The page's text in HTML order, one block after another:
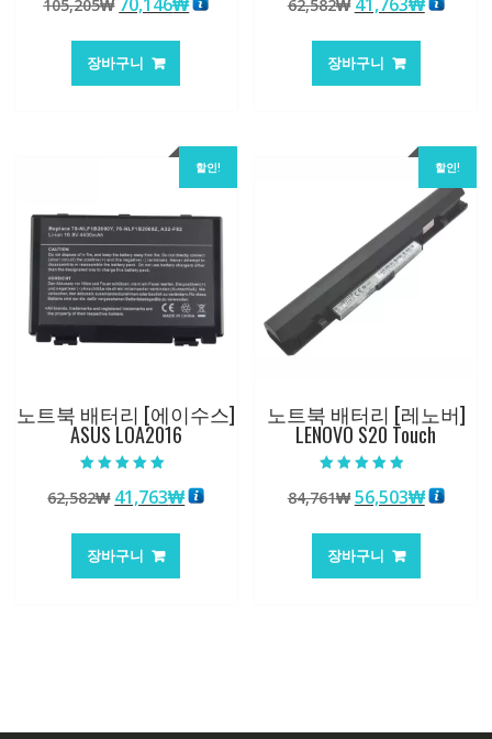
5.00
로 평가됨
105,205₩
가
격:
장바구니
4.50
로 평가됨
62,582₩
가
격:
장바구니
할인!
노트북 배터리 [에이수스]
ASUS LOA2016
5.00
로 평가됨
62,582₩ 원
가
격:
41,763₩현
장바구니
할인!
노트북 배터리 [레노버]
LENOVO S20 Touch
4.50
로 평가됨
84,761₩ 원
가
격:
56,503₩현
장바구니